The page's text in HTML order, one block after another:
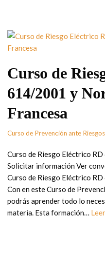
Curso de
614/2001 y
Francesa
Curso de Prevención ante
Curso de Riesgo Eléctrico
Solicitar información Ver
Curso de Riesgo Eléctrico
Con en este Curso de
podrás aprender todo lo
materia. Esta formación…